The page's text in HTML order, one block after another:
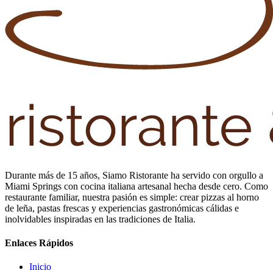
Durante más de 15 años, Siamo Ristorante ha servido con orgullo a
Miami Springs con cocina italiana artesanal hecha desde cero. Como
restaurante familiar, nuestra pasión es simple: crear pizzas al horno
de leña, pastas frescas y experiencias gastronómicas cálidas e
inolvidables inspiradas en las tradiciones de Italia.
Enlaces Rápidos
Inicio